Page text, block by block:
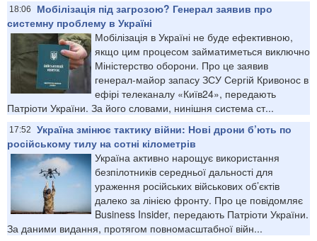
18:06
Мобілізація під загрозою? Генерал заявив про
системну проблему в Україні
Мобілізація в Україні не буде ефективною,
якщо цим процесом займатиметься виключно
Міністерство оборони. Про це заявив
генерал-майор запасу ЗСУ Сергій Кривонос в
ефірі телеканалу «Київ24», передають
Патріоти України. За його словами, нинішня система ст...
17:52
Україна змінює тактику війни: Нові дрони б’ють по
російському тилу на сотні кілометрів
Україна активно нарощує використання
безпілотників середньої дальності для
ураження російських військових об’єктів
далеко за лінією фронту. Про це повідомляє
Business Insider, передають Патріоти України.
За даними видання, протягом повномасштабної війн...